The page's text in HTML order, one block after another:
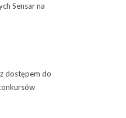
Sensar na
z dostępem do